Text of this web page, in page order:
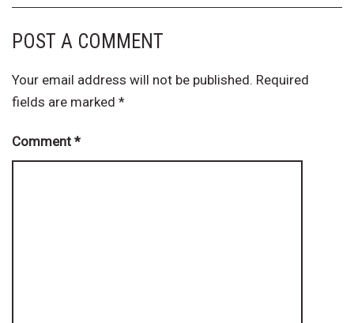
POST A COMMENT
Your email address will not be published. Required
fields are marked *
Comment *